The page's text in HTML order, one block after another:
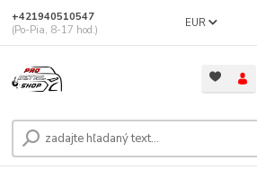
EUR
+421940510547
(Po-Pia, 8-17 hod.)